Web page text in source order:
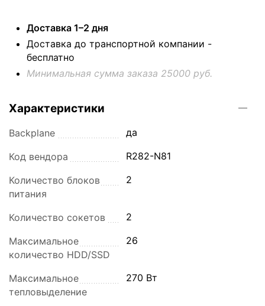
Доставка 1–2 дня
Доставка до транспортной компании -
бесплатно
Минимальная сумма заказа 25000 руб.
Характеристики
Backplane да
Код вендора R282-N81
Количество блоков
питания
2
Количество сокетов 2
Максимальное
количество HDD/SSD
26
Максимальное
тепловыделение
270 Вт